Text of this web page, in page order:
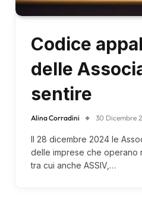
Codice
delle
sentire
Alina Corradini 30 Dicembre
Il 28 dicembre 2024 le
delle imprese che operano
tra cui anche ASSIV,…